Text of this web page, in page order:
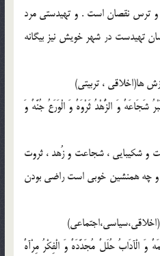
و ترس نقصان است . و تهیدستى مرد
تهیدست در شهر خویش نیز بیگانه
شَجَاعَهٌ وَ الزُّهْدُ ثَرْوَهٌ وَ الْوَرَعُ جُنَّهٌ وَ
و شکیبایى ، شجاعت و زُهد ، ثروت
و چه همنشین خوبى است راضى بودن
وَ الْآدَابُ حُلَلٌ مُجَدَّدَهٌ وَ الْفِکْرُ مِرْآهٌ